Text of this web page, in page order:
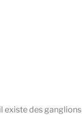
existe des ganglions